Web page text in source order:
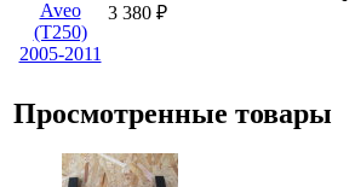
3 380 ₽
Просмотренные товары